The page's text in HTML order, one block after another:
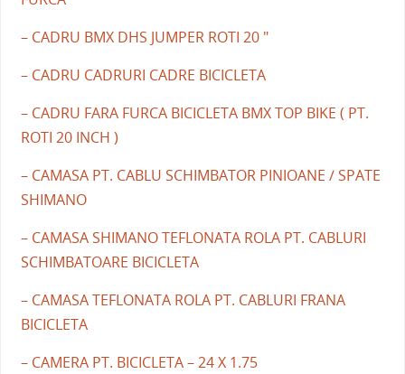
– CADRU BMX DHS JUMPER ROTI 20 "
– CADRU CADRURI CADRE BICICLETA
– CADRU FARA FURCA BICICLETA BMX TOP BIKE ( PT.
ROTI 20 INCH )
– CAMASA PT. CABLU SCHIMBATOR PINIOANE / SPATE
SHIMANO
– CAMASA SHIMANO TEFLONATA ROLA PT. CABLURI
SCHIMBATOARE BICICLETA
– CAMASA TEFLONATA ROLA PT. CABLURI FRANA
BICICLETA
– CAMERA PT. BICICLETA – 24 X 1.75